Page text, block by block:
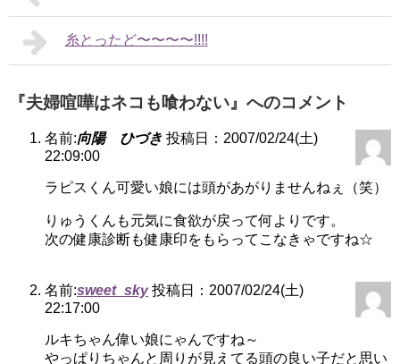
糸とったど〜〜〜〜!!!!
『夫婦喧嘩はネコも喰わない』へのコメント
名前:向陽 ひづき 投稿日：2007/02/24(土)
22:09:00
ラピスくん可愛い娘には頭があがりませんねぇ（笑）
りゅうくんも元気に食欲が戻って何よりです。
次の健康診断も健康印をもらってこなきゃですね☆
名前:sweet_sky 投稿日：2007/02/24(土)
22:17:00
ルキちゃん偉い娘にゃんですね～
やっぱりちゃんと周りが見えてる頭の良い子だと思い